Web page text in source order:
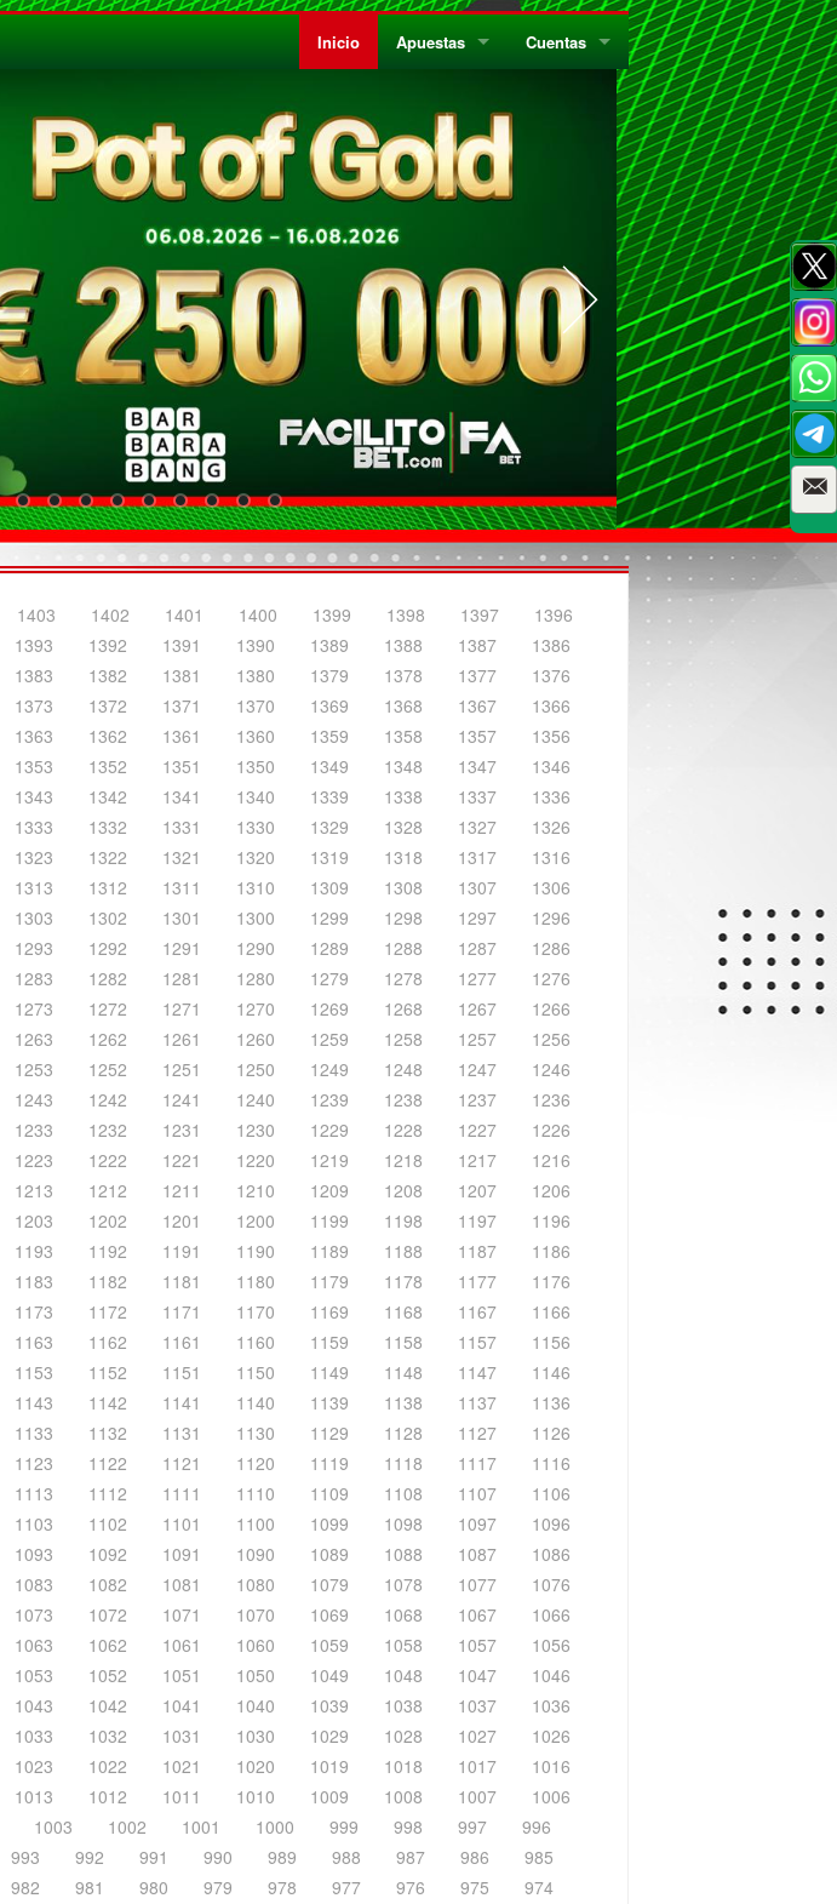
Inicio Apuestas
¿Qué es el Sistema Parley?
Privacidad
Como Jugar Bingo
Cuentas
Preguntas Frecuentes
Reglas Generales
1403 1402 1401 1400 1399 1398 1397
1396
1393 1392 1391 1390 1389 1388 1387
1386
1383 1382 1381 1380 1379 1378 1377
1376
1373 1372 1371 1370 1369 1368 1367
1366
1363 1362 1361 1360 1359 1358 1357
1356
1353 1352 1351 1350 1349 1348 1347
1346
1343 1342 1341 1340 1339 1338 1337
1336
1333 1332 1331 1330 1329 1328 1327
1326
1323 1322 1321 1320 1319 1318 1317
1316
1313 1312 1311 1310 1309 1308 1307
1306
1303 1302 1301 1300 1299 1298 1297
1296
1293 1292 1291 1290 1289 1288 1287
1286
1283 1282 1281 1280 1279 1278 1277
1276
1273 1272 1271 1270 1269 1268 1267
1266
1263 1262 1261 1260 1259 1258 1257
1256
1253 1252 1251 1250 1249 1248 1247
1246
1243 1242 1241 1240 1239 1238 1237
1236
1233 1232 1231 1230 1229 1228 1227
1226
1223 1222 1221 1220 1219 1218 1217
1216
1213 1212 1211 1210 1209 1208 1207
1206
1203 1202 1201 1200 1199 1198 1197
1196
1193 1192 1191 1190 1189 1188 1187
1186
1183 1182 1181 1180 1179 1178 1177
1176
1173 1172 1171 1170 1169 1168 1167
1166
1163 1162 1161 1160 1159 1158 1157
1156
1153 1152 1151 1150 1149 1148 1147
1146
1143 1142 1141 1140 1139 1138 1137
1136
1133 1132 1131 1130 1129 1128 1127
1126
1123 1122 1121 1120 1119 1118 1117
1116
1113 1112 1111 1110 1109 1108 1107
1106
1103 1102 1101 1100 1099 1098 1097
1096
1093 1092 1091 1090 1089 1088 1087
1086
1083 1082 1081 1080 1079 1078 1077
1076
1073 1072 1071 1070 1069 1068 1067
1066
1063 1062 1061 1060 1059 1058 1057
1056
1053 1052 1051 1050 1049 1048 1047
1046
1043 1042 1041 1040 1039 1038 1037
1036
1033 1032 1031 1030 1029 1028 1027
1026
1023 1022 1021 1020 1019 1018 1017
1016
1013 1012 1011 1010 1009 1008 1007
1006
1003 1002 1001 1000 999 998 997
996
993 992 991 990 989 988 987 986
985
982 981 980 979 978 977 976 975
974